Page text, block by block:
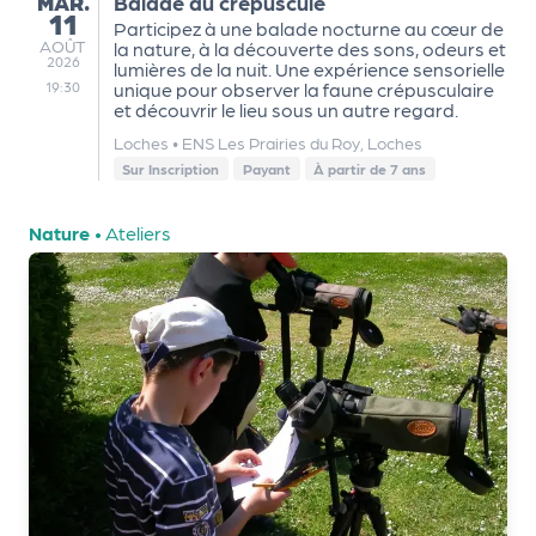
11
AOÛT
AOÛT
2026
19:30
Participez à une balade nocturne au cœur de
la nature, à la découverte des sons, odeurs et
lumières de la nuit. Une expérience sensorielle
unique pour observer la faune crépusculaire
et découvrir le lieu sous un autre regard.
Loches • ENS Les Prairies du Roy, Loches
Sur Inscription Payant À partir de 7 ans
Nature • Ateliers
n
is
a
e
s
L
e
cl
u
b
d
e
s
p